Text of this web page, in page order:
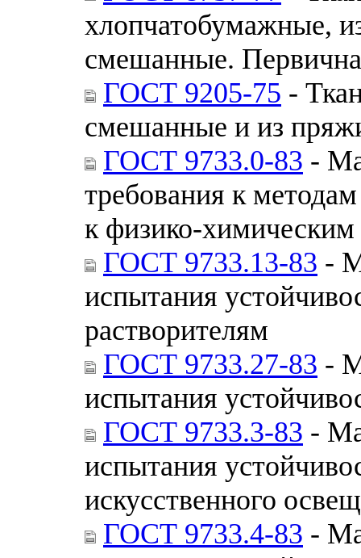
хлопчатобумажные,
смешанные.
ГОСТ 9205-75 -
смешанные и из
ГОСТ 9733.0-83 -
требования к
к физико-химическим
ГОСТ 9733.13-83 -
испытания
растворителям
ГОСТ 9733.27-83 -
испытания
ГОСТ 9733.3-83 -
испытания
искусственного
ГОСТ 9733.4-83 -